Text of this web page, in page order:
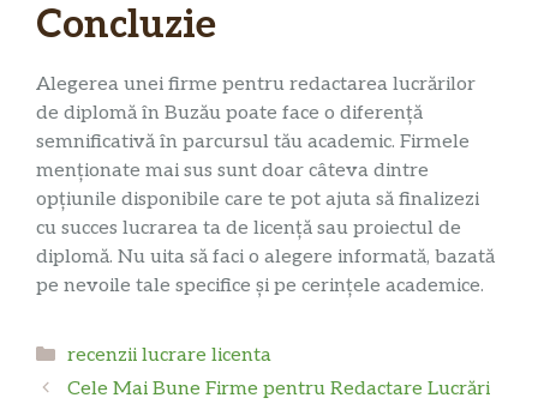
Concluzie
Alegerea unei firme pentru redactarea lucrărilor
de diplomă în Buzău poate face o diferență
semnificativă în parcursul tău academic. Firmele
menționate mai sus sunt doar câteva dintre
opțiunile disponibile care te pot ajuta să finalizezi
cu succes lucrarea ta de licență sau proiectul de
diplomă. Nu uita să faci o alegere informată, bazată
pe nevoile tale specifice și pe cerințele academice.
Categorii
recenzii lucrare licenta
Cele Mai Bune Firme pentru Redactare Lucrări